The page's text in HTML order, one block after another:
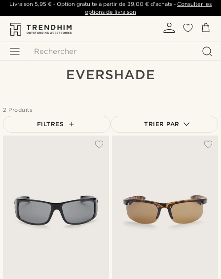
Rechercher
Livraison 5,95 €- Option gratuite à partir de 39,00 €d'achats -Consulter les
options de livraison
EVERSHADE
2 Produits
FILTRES TRIER PAR